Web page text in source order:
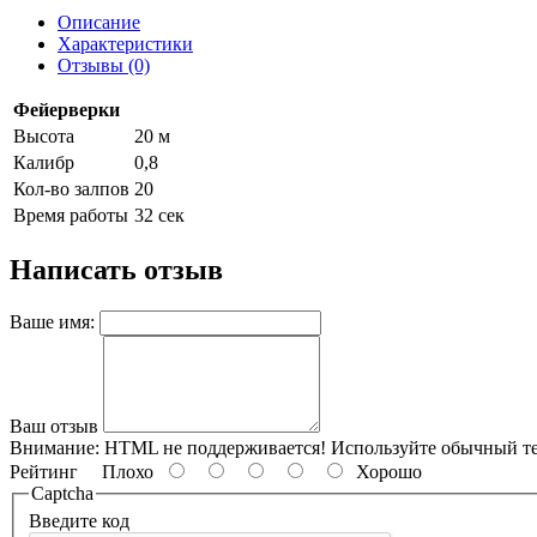
Описание
Характеристики
Отзывы (0)
Фейерверки
Высота
20 м
Калибр
0,8
Кол-во залпов 20
Время работы 32 сек
Написать отзыв
Ваше имя:
Ваш отзыв
Внимание: HTML не поддерживается! Используйте обычный
Рейтинг Плохо
Хорошо
Captcha
Введите код